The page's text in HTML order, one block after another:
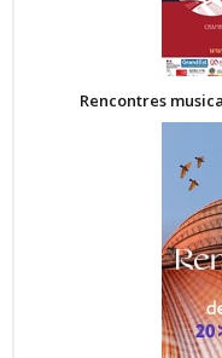
Rencontres